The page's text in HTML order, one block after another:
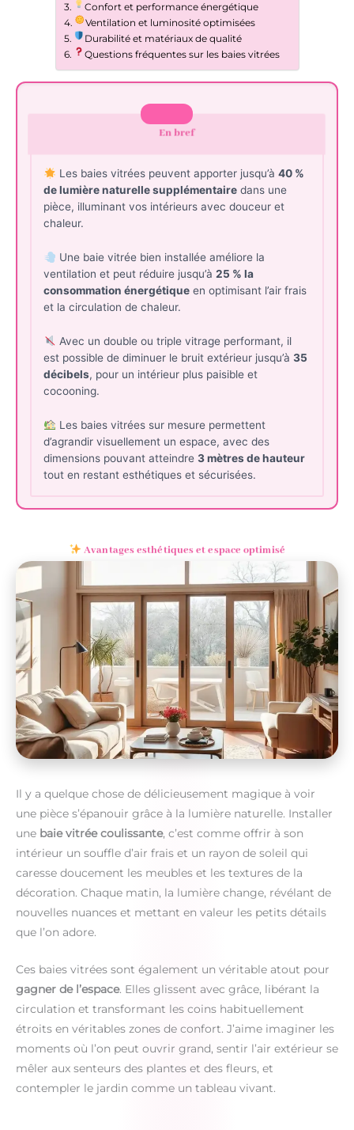
Confort et performance énergétique
Ventilation et luminosité optimisées
Durabilité et matériaux de qualité
Questions fréquentes sur les baies vitrées
En bref
Les baies vitrées peuvent apporter jusqu’à 40 %
de lumière naturelle supplémentaire dans une
pièce, illuminant vos intérieurs avec douceur et
chaleur.
Une baie vitrée bien installée améliore la
ventilation et peut réduire jusqu’à25 % la
consommation énergétique en optimisant l’air frais
et la circulation de chaleur.
Avec un double ou triple vitrage performant, il
est possible de diminuer le bruit extérieur jusqu’à35
décibels, pour un intérieur plus paisible et
cocooning.
Les baies vitrées sur mesure permettent
d’agrandir visuellement un espace, avec des
dimensions pouvant atteindre3 mètres de hauteur
tout en restant esthétiques et sécurisées.
Avantages esthétiques et espace optimisé
Il y a quelque chose de délicieusement magique à voir
une pièce s’épanouir grâce à la lumière naturelle. Installer
une baie vitrée coulissante, c’est comme offrir à son
intérieur un souffle d’air frais et un rayon de soleil qui
caresse doucement les meubles et les textures de la
décoration. Chaque matin, la lumière change, révélant de
nouvelles nuances et mettant en valeur les petits détails
que l’on adore.
Ces baies vitrées sont également un véritable atout pour
gagner de l’espace. Elles glissent avec grâce, libérant la
circulation et transformant les coins habituellement
étroits en véritables zones de confort. J’aime imaginer les
moments où l’on peut ouvrir grand, sentir l’air extérieur se
mêler aux senteurs des plantes et des fleurs, et
contempler le jardin comme un tableau vivant.